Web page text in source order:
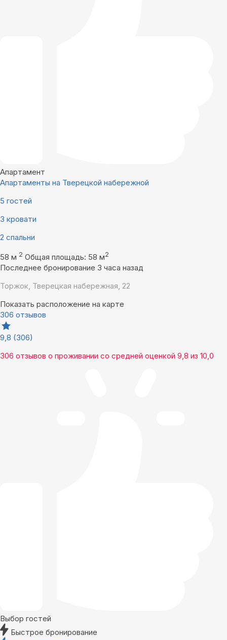
Апартамент
Апартаменты на Тверецкой набережной
5 гостей
3 кровати
2 спальни
58 м 2 Общая площадь: 58 м2
Последнее бронирование 3 часа назад
Торжок, Тверецкая набережная, 22
Показать расположение на карте
306 отзывов
9,8 (306)
306 отзывов о проживании со средней оценкой 9,8 из 10,0
Выбор гостей
Быстрое бронирование